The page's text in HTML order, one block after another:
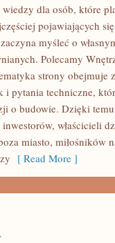
wiedzy dla osób, które
pojawiających
myśleć o
Polecamy
strony obejmuje
i pytania techniczne,
o budowie. Dzięki
właścicieli
miasto, miłośników
[ Read More ]